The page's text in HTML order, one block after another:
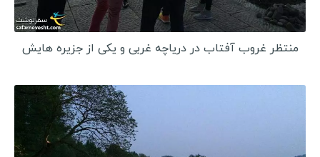
اندونزی
فیلیپین
قرقیزستان
منتظر غروب آفتاب در دریاچه غربی و یکی از جزیره هایش